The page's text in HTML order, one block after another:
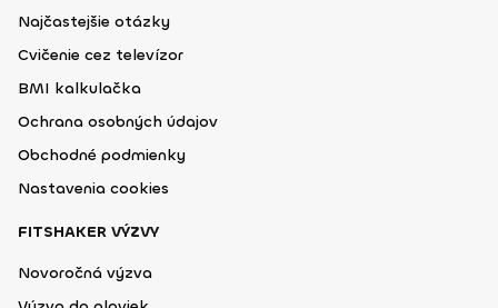
Najčastejšie otázky
Cvičenie cez televízor
BMI kalkulačka
Ochrana osobných údajov
Obchodné podmienky
Nastavenia cookies
FITSHAKER VÝZVY
Novoročná výzva